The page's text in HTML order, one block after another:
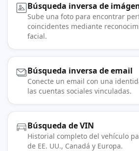
Búsqueda inversa de
Sube una foto para encontrar
coincidentes mediante
facial.
Búsqueda inversa de email
Conecte un email con una
las cuentas sociales vinculadas.
Búsqueda de VIN
Historial completo del vehículo
de EE. UU., Canadá y Europa.